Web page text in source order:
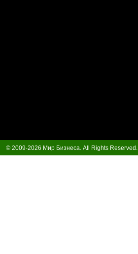
© 2009-2026 Мир Бизнеса. All Rights Reserved.